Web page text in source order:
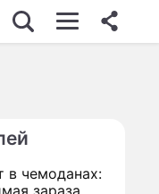
в чемоданах:
зараза